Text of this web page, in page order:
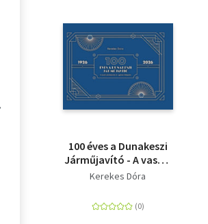
100 éves a Dunakeszi
Járműjavító - A vasúti
járműjavítás és -
Kerekes Dóra